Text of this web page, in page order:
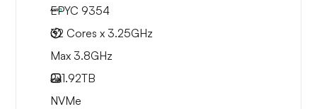
EPYC 9354
32 Cores x 3.25GHz
Max 3.8GHz
2x1.92TB
NVMe